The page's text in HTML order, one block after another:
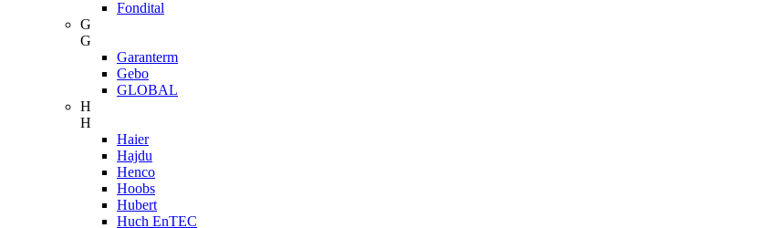
Fondital
G
G
Garanterm
Gebo
GLOBAL
H
H
Haier
Hajdu
Henco
Hoobs
Hubert
Huch EnTEC